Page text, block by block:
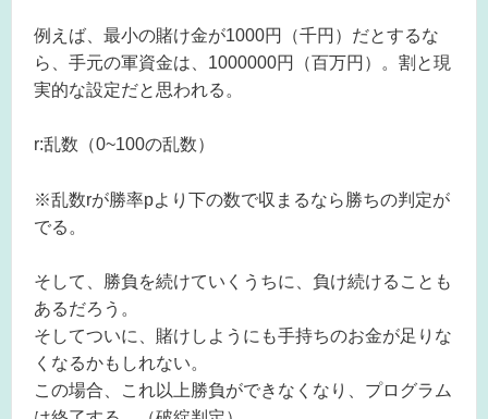
例えば、最小の賭け金が1000円（千円）だとするな
ら、手元の軍資金は、1000000円（百万円）。割と現
実的な設定だと思われる。
r:乱数（0~100の乱数）
※乱数rが勝率pより下の数で収まるなら勝ちの判定が
でる。
そして、勝負を続けていくうちに、負け続けることも
あるだろう。
そしてついに、賭けしようにも手持ちのお金が足りな
くなるかもしれない。
この場合、これ以上勝負ができなくなり、プログラム